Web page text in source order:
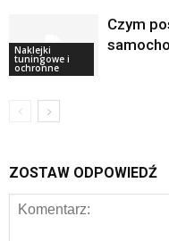
Naklejki
tuningowe i
ochronne
Czym
ZOSTAW ODPOWIEDŹ